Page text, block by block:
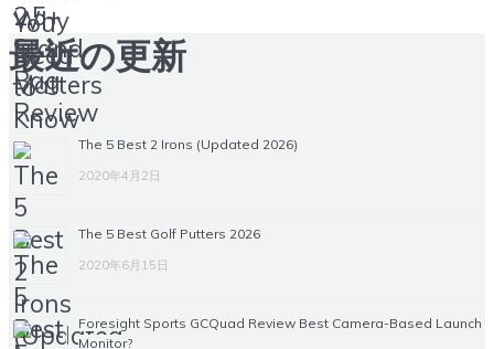
最近の更新
The 5 Best 2 Irons (Updated 2026)
2020年4月2日
The 5 Best Golf Putters 2026
2020年6月15日
Foresight Sports GCQuad Review Best Camera-Based Launch
Monitor?